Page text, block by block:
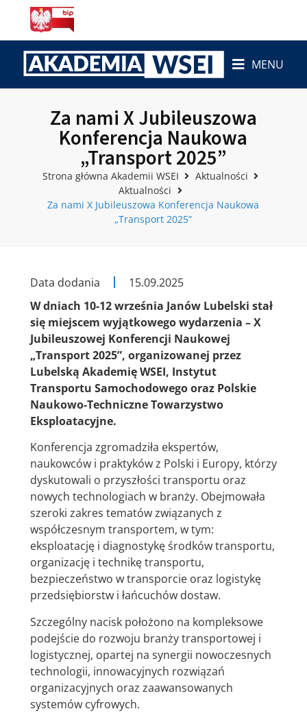
MENU
Za nami X Jubileuszowa
Konferencja Naukowa
„Transport 2025”
Strona główna Akademii WSEI
Aktualności
Aktualności
Za nami X Jubileuszowa Konferencja Naukowa
„Transport 2025”
Data dodania
15.09.2025
W dniach 10-12 września Janów Lubelski stał
się miejscem wyjątkowego wydarzenia – X
Jubileuszowej Konferencji Naukowej
„Transport 2025”, organizowanej przez
Lubelską Akademię WSEI, Instytut
Transportu Samochodowego oraz Polskie
Naukowo-Techniczne Towarzystwo
Eksploatacyjne.
Konferencja zgromadziła ekspertów,
naukowców i praktyków z Polski i Europy, którzy
dyskutowali o przyszłości transportu oraz
nowych technologiach w branży. Obejmowała
szeroki zakres tematów związanych z
współczesnym transportem, w tym:
eksploatację i diagnostykę środków transportu,
organizację i technikę transportu,
bezpieczeństwo w transporcie oraz logistykę
przedsiębiorstw i łańcuchów dostaw.
Szczególny nacisk położono na kompleksowe
podejście do rozwoju branży transportowej i
logistycznej, opartej na synergii nowoczesnych
technologii, innowacyjnych rozwiązań
organizacyjnych oraz zaawansowanych
systemów cyfrowych.